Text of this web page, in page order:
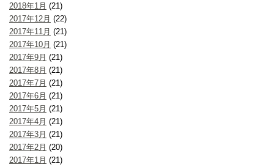
2018年1月 (21)
2017年12月 (22)
2017年11月 (21)
2017年10月 (21)
2017年9月 (21)
2017年8月 (21)
2017年7月 (21)
2017年6月 (21)
2017年5月 (21)
2017年4月 (21)
2017年3月 (21)
2017年2月 (20)
2017年1月 (21)